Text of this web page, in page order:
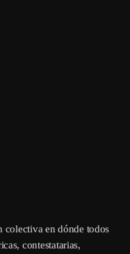
colectiva en dónde todos
contestatarias,